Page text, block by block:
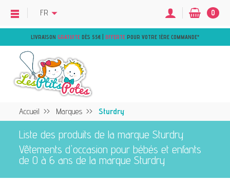
LIVRAISON GRATUITE DÈS 55€ | OFFERTE POUR VOTRE 1ÈRE COMMANDE*
FR 0
Accueil Marques Sturdry
Liste des produits de la marque Sturdry
Vêtements d'occasion pour bébés et enfants
de 0 à 6 ans de la marque Sturdry